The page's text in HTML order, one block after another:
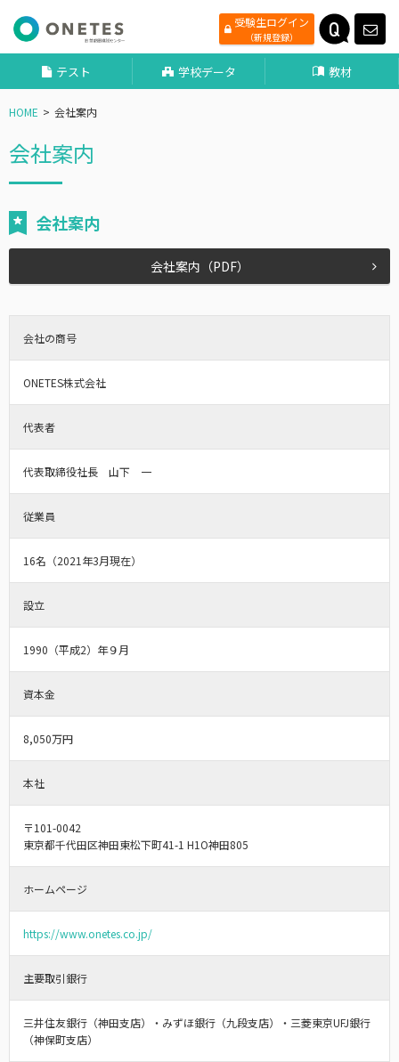
受験生ログイン
（新規登録）
テスト 学校データ 教材
HOME 会社案内
会社案内
会社案内
会社案内（PDF）
会社の商号
ONETES株式会社
代表者
代表取締役社長 山下 一
従業員
16名（2021年3月現在）
設立
1990（平成2）年９月
資本金
8,050万円
本社
〒101-0042
東京都千代田区神田東松下町41-1 H1O神田805
ホームページ
https://www.onetes.co.jp/
主要取引銀行
三井住友銀行（神田支店）・みずほ銀行（九段支店）・三菱東京UFJ銀行
（神保町支店）